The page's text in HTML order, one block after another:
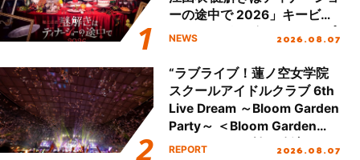
ーの途中で 2026」キービジ
ュアル＆グッズラインナップ
NEWS 2026.08.07
“ラブライブ！蓮ノ空女学院
スクールアイドルクラブ 6th
Live Dream ～Bloom Garden
Party～ ＜Bloom Garden
Party Stage／埼玉公演＞”
REPORT 2026.08.07